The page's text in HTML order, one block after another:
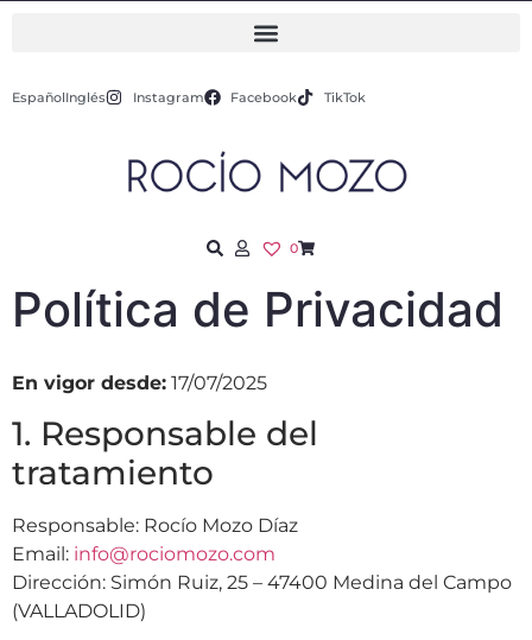
EspañolInglés Instagram Facebook TikTok
0
Política de Privacidad
En vigor desde: 17/07/2025
1. Responsable del
tratamiento
Responsable: Rocío Mozo Díaz
Email: info@rociomozo.com
Dirección: Simón Ruiz, 25 – 47400 Medina del Campo
(VALLADOLID)